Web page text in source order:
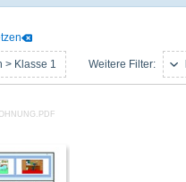
> Klasse 1 Weitere Filter: